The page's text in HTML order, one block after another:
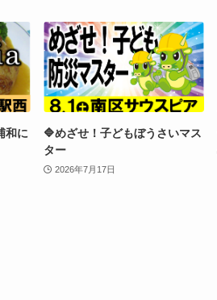
和に
🔷めざせ！子どもぼうさいマス
ター
2026年7月17日